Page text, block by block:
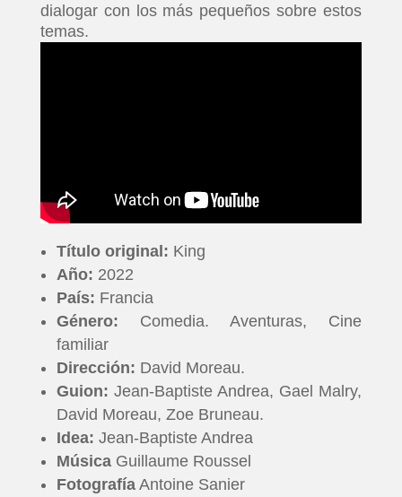
dialogar con los más pequeños sobre estos
temas.
Título original: King
Año: 2022
País: Francia
Género: Comedia. Aventuras, Cine
familiar
Dirección: David Moreau.
Guion: Jean-Baptiste Andrea, Gael Malry,
David Moreau, Zoe Bruneau.
Idea: Jean-Baptiste Andrea
MúsicaGuillaume Roussel
FotografíaAntoine Sanier